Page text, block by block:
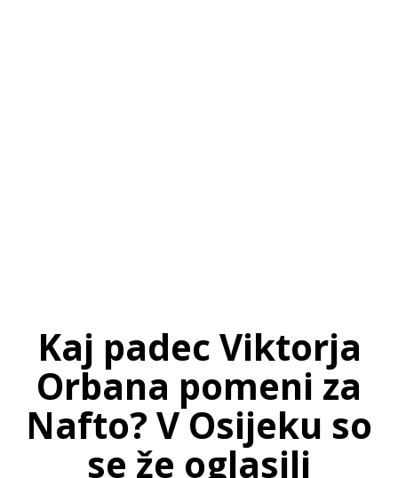
Kaj padec Viktorja
Orbana pomeni za
Nafto? V Osijeku so
se že oglasili